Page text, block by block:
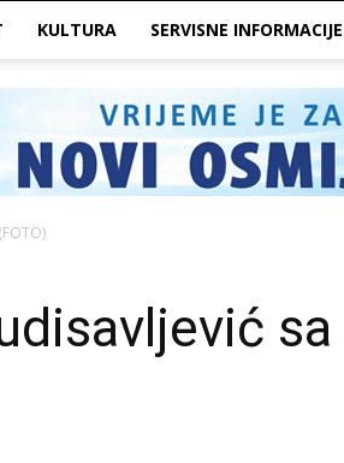
KULTURA SERVISNE INFORMACIJE